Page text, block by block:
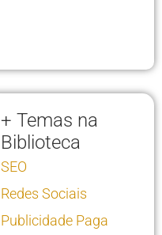
+ Temas na
Biblioteca
SEO
Redes Sociais
Publicidade Paga